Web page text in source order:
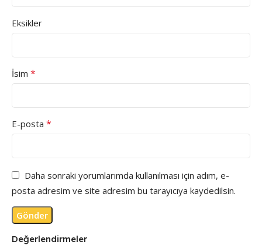
Değerlendirmeler
Eksikler
İsim *
E-posta *
Daha sonraki yorumlarımda kullanılması için adım, e-
posta adresim ve site adresim bu tarayıcıya kaydedilsin.